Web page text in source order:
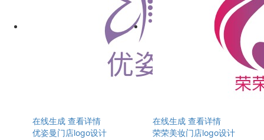
在线生成 查看详情
优姿曼门店logo设计
在线生成 查看详情
荣荣美妆门店logo设计